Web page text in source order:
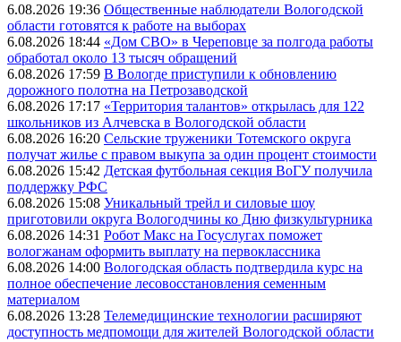
6.08.2026 19:36 Общественные наблюдатели Вологодской
области готовятся к работе на выборах
6.08.2026 18:44 «Дом СВО» в Череповце за полгода работы
обработал около 13 тысяч обращений
6.08.2026 17:59 В Вологде приступили к обновлению
дорожного полотна на Петрозаводской
6.08.2026 17:17 «Территория талантов» открылась для 122
школьников из Алчевска в Вологодской области
6.08.2026 16:20 Сельские труженики Тотемского округа
получат жилье с правом выкупа за один процент стоимости
6.08.2026 15:42 Детская футбольная секция ВоГУ получила
поддержку РФС
6.08.2026 15:08 Уникальный трейл и силовые шоу
приготовили округа Вологодчины ко Дню физкультурника
6.08.2026 14:31 Робот Макс на Госуслугах поможет
вологжанам оформить выплату на первоклассника
6.08.2026 14:00 Вологодская область подтвердила курс на
полное обеспечение лесовосстановления семенным
материалом
6.08.2026 13:28 Телемедицинские технологии расширяют
доступность медпомощи для жителей Вологодской области